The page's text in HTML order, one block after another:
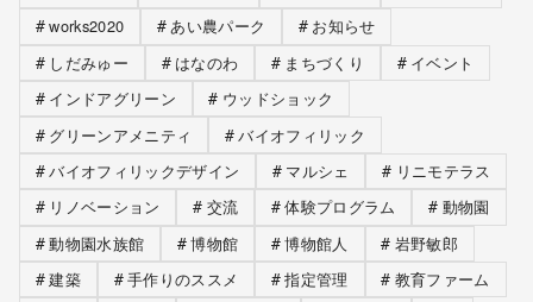
works2020
あい農パーク
お知らせ
しだみゅー
はなのわ まちづくり
イベント
インドアグリーン
ウッドショック
グリーンアメニティ
バイオフィリック
バイオフィリックデザイン
マルシェ
リニモテラス
リノベーション
交流 体験プログラム
動物園
動物園水族館
博物館 博物館人
岩野敏郎
建築
手作りのススメ 指定管理 教育ファーム